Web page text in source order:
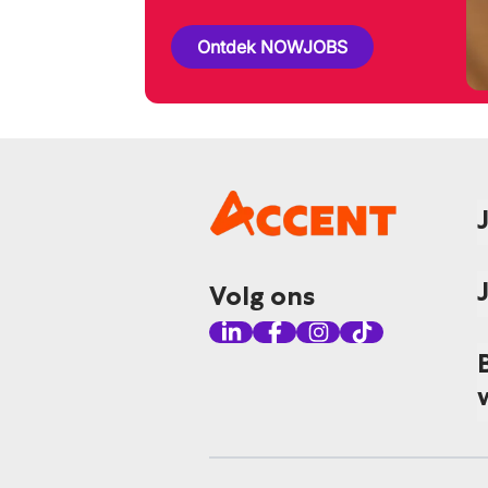
Ontdek NOWJOBS
Volg ons